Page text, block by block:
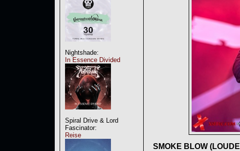
Nightshade:
In Essence Divided
Spiral Drive & Lord
Fascinator:
Reise
SMOKE BLOW